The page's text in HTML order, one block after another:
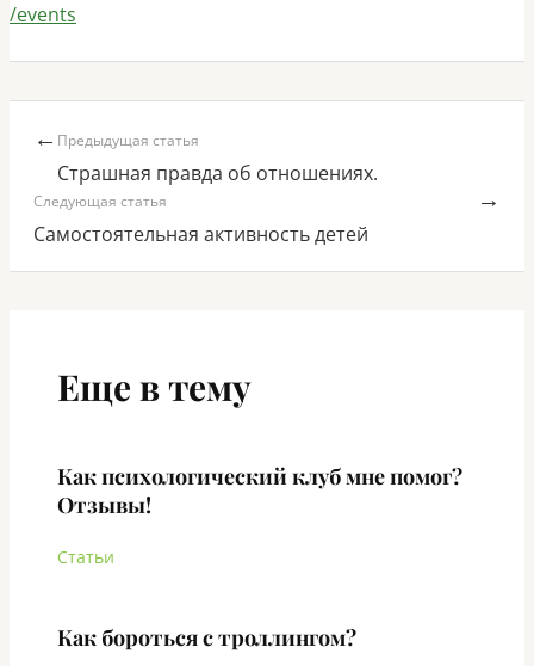
/events
← Предыдущая статья
Страшная правда об отношениях.
Следующая статья
Самостоятельная активность детей
→
Еще в тему
Как психологический клуб мне помог?
Отзывы!
Статьи
Как бороться с троллингом?